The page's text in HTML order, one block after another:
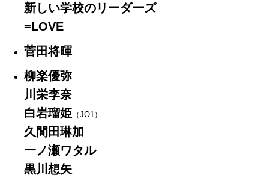
新しい学校のリーダーズ
=LOVE
菅田将暉
柳楽優弥
川栄李奈
白岩瑠姫 （JO1）
久間田琳加
一ノ瀬ワタル
黒川想矢